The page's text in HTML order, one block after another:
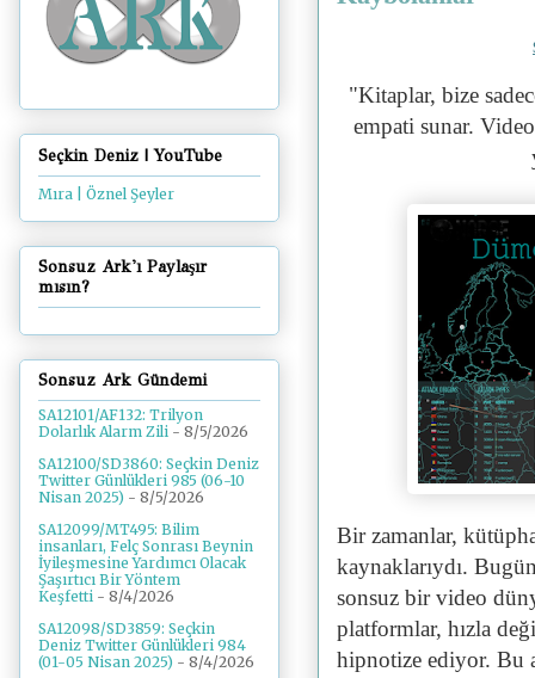
"Kitaplar, bize
empati sunar.
Bir zamanlar,
kaynaklarıydı.
sonsuz bir video
platformlar, hızla
hipnotize ediyor. Bu
Seçkin Deniz | YouTube
Mıra | Öznel Şeyler
Sonsuz Ark'ı Paylaşır
mısın?
Sonsuz Ark Gündemi
SA12101/AF132: Trilyon
Dolarlık Alarm Zili - 8/5/2026
SA12100/SD3860: Seçkin Deniz
Twitter Günlükleri 985 (06-10
Nisan 2025) - 8/5/2026
SA12099/MT495: Bilim
insanları, Felç Sonrası Beynin
İyileşmesine Yardımcı Olacak
Şaşırtıcı Bir Yöntem
Keşfetti - 8/4/2026
SA12098/SD3859: Seçkin
Deniz Twitter Günlükleri 984
(01-05 Nisan 2025) - 8/4/2026